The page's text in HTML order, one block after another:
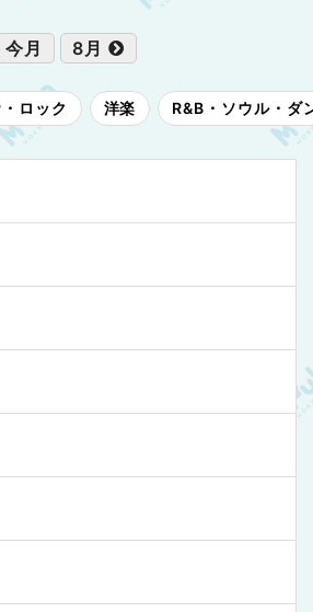
今月 8月
ロック 洋楽 R&B・ソウル・ダ